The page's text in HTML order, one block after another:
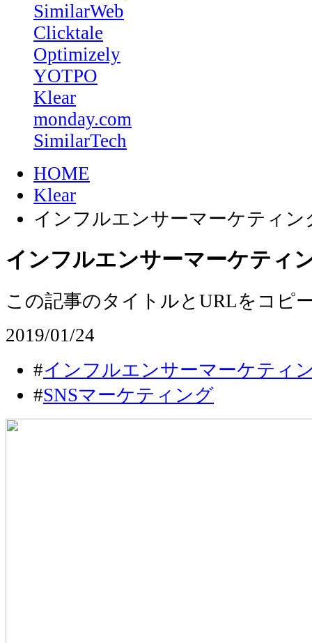
SimilarWeb
Clicktale
Optimizely
YOTPO
Klear
monday.com
SimilarTech
HOME
Klear
インフルエンサーマーケティ
インフルエンサーマーケティ
この記事のタイトルとURLをコピ
2019/01/24
#インフルエンサーマーケティ
#SNSマーケティング